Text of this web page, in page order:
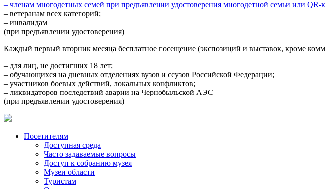
– членам многодетных семей при предъявлении удостоверения многодетной семьи или QR-
– ветеранам всех категорий;
– инвалидам
(при предъявлении удостоверения)
Каждый первый вторник месяца бесплатное посещение (экспозиций и выставок, кроме
– для лиц, не достигших 18 лет;
– обучающихся на дневных отделениях вузов и ссузов Российской Федерации;
– участников боевых действий, локальных конфликтов;
– ликвидаторов последствий аварии на Чернобыльской АЭС
(при предъявлении удостоверения)
Посетителям
Доступная среда
Часто задаваемые вопросы
Доступ к собранию музея
Музеи области
Туристам